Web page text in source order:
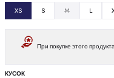
XS S M L
При покупке этого
КУСОК